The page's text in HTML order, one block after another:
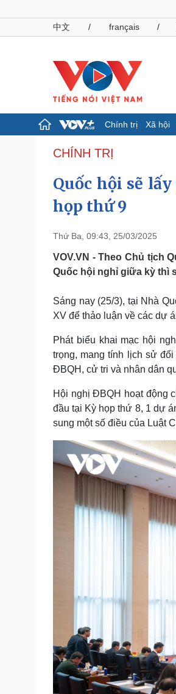
中文
/ français /
Chính trị Xã hội
Chính trị
Tổ chức nhân sự
Quốc hội
Nhận diện sự thật
Pháp luật
Vụ án
Tin nóng
Sức khỏe
Dinh dưỡng - món ngon
Cây thuốc
Nhi khoa
Nam khoa
Làm đẹp - giảm cân
Ăn sạch sống khỏe
Cải chính
CHÍNH TRỊ
Quốc hội sẽ
họp thứ 9
Thứ Ba, 09:43, 25/03/2025
VOV.VN - Theo Chủ tịch
Quốc hội nghỉ giữa kỳ thì
Sáng nay (25/3), tại Nhà
XV để thảo luận về các dự
Phát biểu khai mạc hội
trọng, mang tính lịch sử
ĐBQH, cử tri và nhân dân
Hội nghị ĐBQH hoạt động
đầu tại Kỳ họp thứ 8, 1 dự
sung một số điều của Luật